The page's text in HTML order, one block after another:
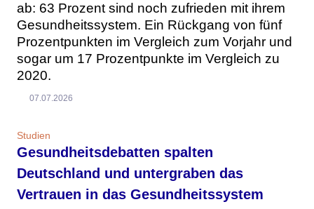
ab: 63 Prozent sind noch zufrieden mit ihrem
Gesundheitssystem. Ein Rückgang von fünf
Prozentpunkten im Vergleich zum Vorjahr und
sogar um 17 Prozentpunkte im Vergleich zu
2020.
07.07.2026
Studien
Gesundheitsdebatten spalten
Deutschland und untergraben das
Vertrauen in das Gesundheitssystem